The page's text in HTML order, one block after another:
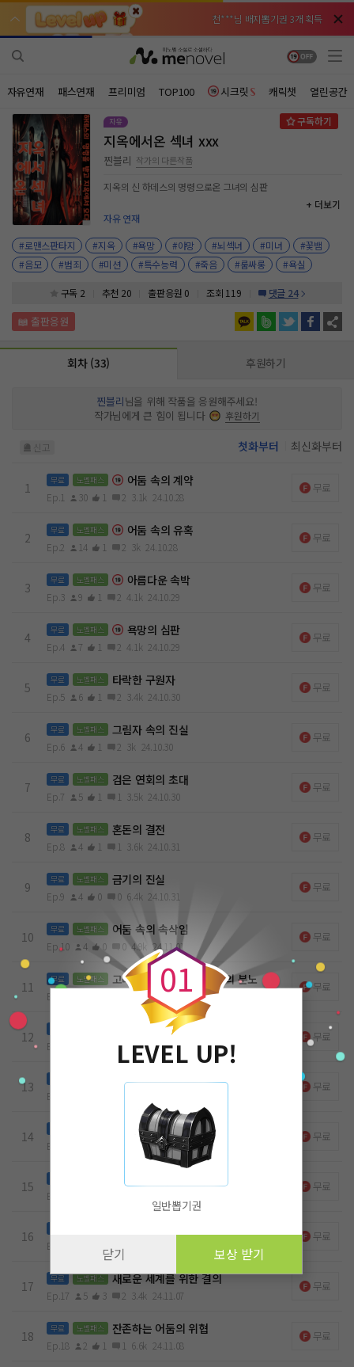
천***님 배지뽑기권 3개 획득
천***님 배지뽑기권 3개 획득
메**님 체험권 3일 획득
메**님 체험권 3일 획득
주**님 일반뽑기권 2개 획득
주**님 일반뽑기권 2개 획득
베**님
베**님
갈***님 후원10코인 획득
갈***님 후원10코인 획득
인*님 레어뽑기권 1개 획득
인*님 레어뽑기권 1개 획득
자유연재 패스연재 프리미엄 TOP100 시크릿 캐릭챗 열린공간
지옥에서온 섹녀 xxx
찐블리 작가의 다른작품
자유 연재
지옥의 신 하데스의 명령으로온 그녀의 심판
+ 더보기
#로맨스판타지 #지옥 #욕망 #야망 #뇌섹녀 #미녀
#꽃뱀
#음모
#범죄 #미션 #특수능력 #죽음 #룸싸롱 #욕실
구독 2 추천 20 출판응원 0 조회 119 댓글 24
회차 (33) 후원하기
찐블리님을 위해 작품을 응원해주세요!
작가님에게 큰 힘이 됩니다
후원하기
신고 첫화부터 최신화부터
1
무료 노벨패스 어둠 속의 계약
Ep.1 30 1 2 3.1k 24.10.28
무료
2
무료 노벨패스 어둠 속의 유혹
Ep.2 14 1 2 3k 24.10.28
무료
3
무료 노벨패스 아름다운 속박
Ep.3 9 1 2 4.1k 24.10.29
무료
4
무료 노벨패스 욕망의 심판
Ep.4 7 1 2 4.1k 24.10.29
무료
5
무료 노벨패스 타락한 구원자
Ep.5 6 1 2 3.4k 24.10.30
무료
6
무료 노벨패스 그림자 속의 진실
Ep.6 4 1 2 3k 24.10.30
무료
7
무료 노벨패스 검은 연회의 초대
Ep.7 5 1 1 3.5k 24.10.30
무료
8
무료 노벨패스 혼돈의 결전
Ep.8 4 1 1 3.6k 24.10.31
무료
9
무료 노벨패스 금기의 진실
Ep.9 4 0 0 6.4k 24.10.31
무료
10
무료 노벨패스 어둠 속의 속삭임
Ep.10 4 0 0 4.9k 24.11.01
무료
11
무료 노벨패스 고대 사원의 시험, 하데스의 분노
Ep.11 5.3k 24.11.02
무료
12 동맹의 결속
Ep.12 0 4.5k 24.11.03
무료
13 결속의 심화, 하데스의 군단
Ep.13
무료
14 성소의 시험
Ep.14 4.5k 24.11.04
무료
15
Ep.15
무료
16
Ep.16 0
무료
17
무료 노벨패스 새로운 세계를 위한 결의
Ep.17 5 3 2 3.4k 24.11.07
무료
18
무료 노벨패스 잔존하는 어둠의 위협
Ep.18 2 1 1 6.6k 24.11.08
무료
0
0
1
LEVEL UP!
일반뽑기권
닫기 보상 받기